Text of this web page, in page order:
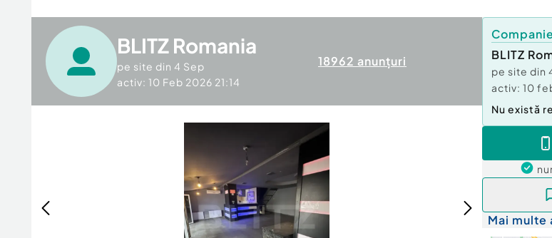
BLITZ Romania
pe site din 4 Sep
activ: 10 Feb 2026 21:14
18962 anunțuri
Companie
BLITZ
pe site din
activ: 10
Nu există
Mai multe